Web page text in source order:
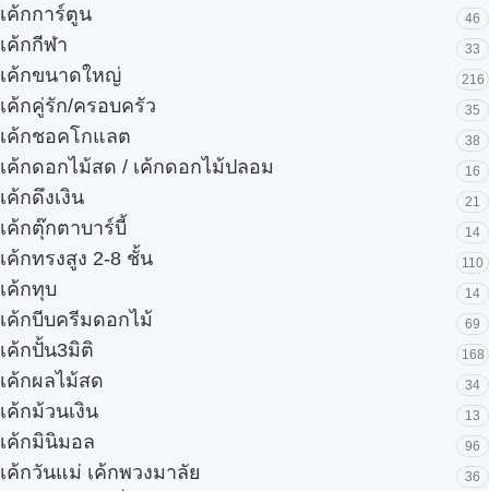
เค้กการ์ตูน 46
เค้กกีฬา 33
เค้กขนาดใหญ่ 216
เค้กคู่รัก/ครอบครัว 35
เค้กชอคโกแลต 38
เค้กดอกไม้สด / เค้กดอกไม้ปลอม 16
เค้กดึงเงิน 21
เค้กตุ๊กตาบาร์บี้ 14
เค้กทรงสูง 2-8 ชั้น 110
เค้กทุบ 14
เค้กบีบครีมดอกไม้ 69
เค้กปั้น3มิติ 168
เค้กผลไม้สด 34
เค้กม้วนเงิน 13
เค้กมินิมอล 96
เค้กวันแม่ เค้กพวงมาลัย 36